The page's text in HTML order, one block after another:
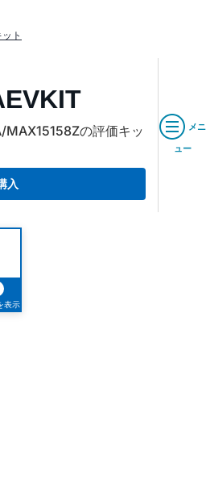
ト
の評価キッ
入
メニ
ュー
表示